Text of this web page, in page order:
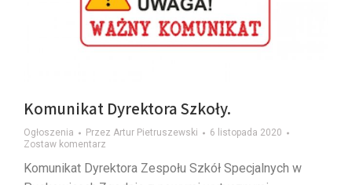
Komunikat Dyrektora Szkoły.
Ogłoszenia Przez Artur Pietruszewski
6 listopada 2020
Zostaw komentarz
Komunikat Dyrektora Zespołu Szkół Specjalnych w